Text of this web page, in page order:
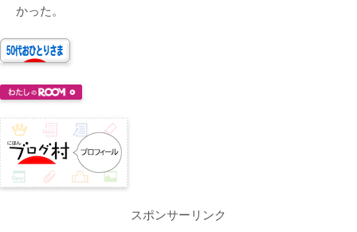
かった。
スポンサーリンク